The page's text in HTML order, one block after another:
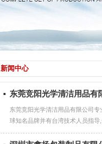
新闻中心
东莞竞阳光学清洁用品有
东莞竞阳光学清洁用品有限公司
球知名品牌并有台湾技术人员指